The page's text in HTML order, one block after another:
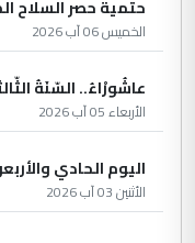
حتمية حصر السلاح
الخميس 06 آب 2026
عاشُورْاءُ.. السّنَةُ
الأربعاء 05 آب 2026
اليوم الحادي
الأثنين 03 آب 2026